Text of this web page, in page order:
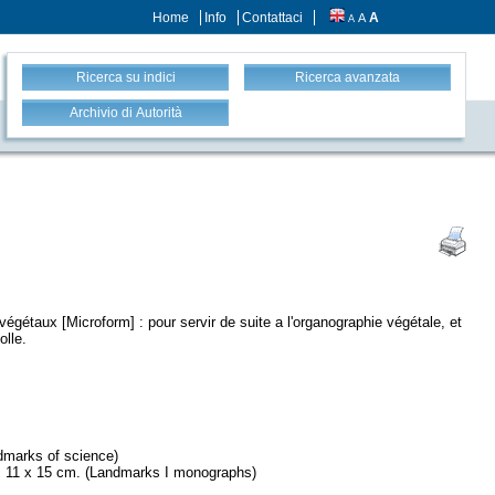
Home Info Contattaci A A A
Ricerca su indici Ricerca avanzata
Archivio di Autorità